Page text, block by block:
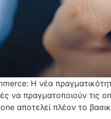
Η νέα
να πραγματοποιούν τις
αποτελεί πλέον το